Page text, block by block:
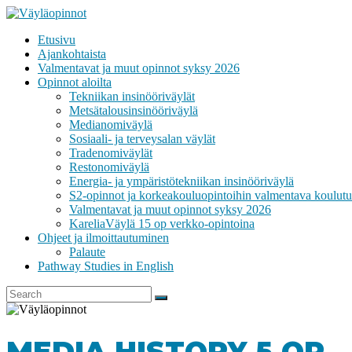
Skip
content
VÄYLÄOPINNOT
Etusivu
Ajankohtaista
Valmentavat ja muut opinnot syksy 2026
Opinnot aloilta
Tekniikan insinööriväylät
Metsätalousinsinööriväylä
Medianomiväylä
Sosiaali- ja terveysalan väylät
Tradenomiväylät
Restonomiväylä
Energia- ja ympäristötekniikan insinööriväylä
S2-opinnot ja korkeakouluopintoihin valmentava
Valmentavat ja muut opinnot syksy 2026
KareliaVäylä 15 op verkko-opintoina
Ohjeet ja ilmoittautuminen
Palaute
Pathway Studies in English